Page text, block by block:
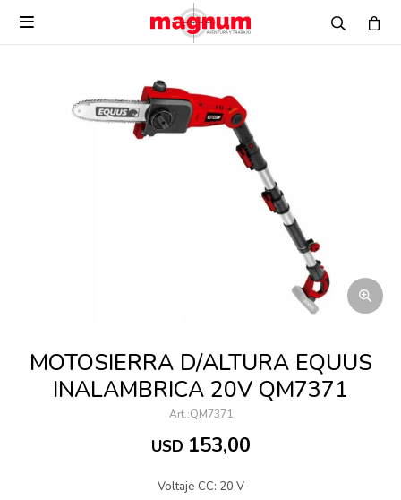

MOTOSIERRA D/ALTURA EQUUS
INALAMBRICA 20V QM7371
QM7371
USD 153,00
Voltaje CC: 20 V